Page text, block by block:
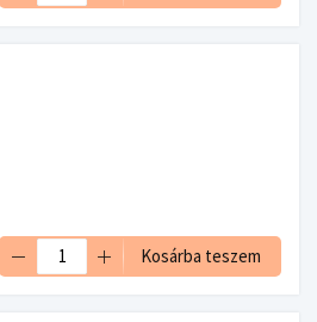
Kosárba teszem